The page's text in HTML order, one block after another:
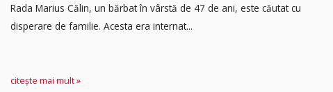
Rada Marius Călin, un bărbat în vârstă de 47 de ani, este căutat cu
disperare de familie. Acesta era internat...
citește mai mult »